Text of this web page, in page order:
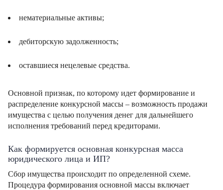
нематериальные активы;
дебиторскую задолженность;
оставшиеся нецелевые средства.
Основной признак, по которому идет формирование и
распределение конкурсной массы – возможность продажи
имущества с целью получения денег для дальнейшего
исполнения требований перед кредиторами.
Как формируется основная конкурсная масса
юридического лица и ИП?
Сбор имущества происходит по определенной схеме.
Процедура формирования основной массы включает